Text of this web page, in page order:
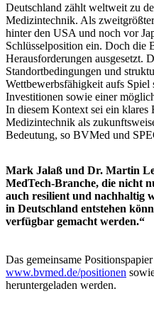
Deutschland zählt weltweit zu
Medizintechnik. Als
hinter den USA und noch vor
Schlüsselposition ein. Doch die
Herausforderungen ausgesetzt.
Standortbedingungen und
Wettbewerbsfähigkeit aufs Spiel
Investitionen sowie einer
In diesem Kontext sei ein
Medizintechnik als
Bedeutung, so BVMed und
Mark Jalaß und Dr. Martin
MedTech-Branche, die nicht
auch resilient und nachhaltig
in Deutschland entstehen
verfügbar gemacht werden.“
Das gemeinsame
www.bvmed.de/positionen
heruntergeladen werden.